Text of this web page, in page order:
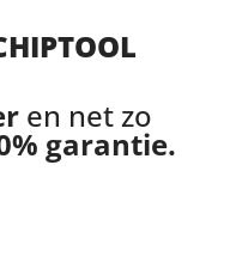
en net zo
garantie.